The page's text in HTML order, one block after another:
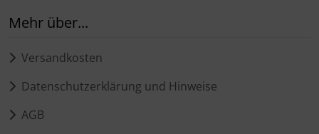
Mehr über...
Versandkosten
Datenschutzerklärung und Hinweise
AGB